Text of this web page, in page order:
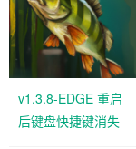
v1.3.8-EDGE 重启
后键盘快捷键消失